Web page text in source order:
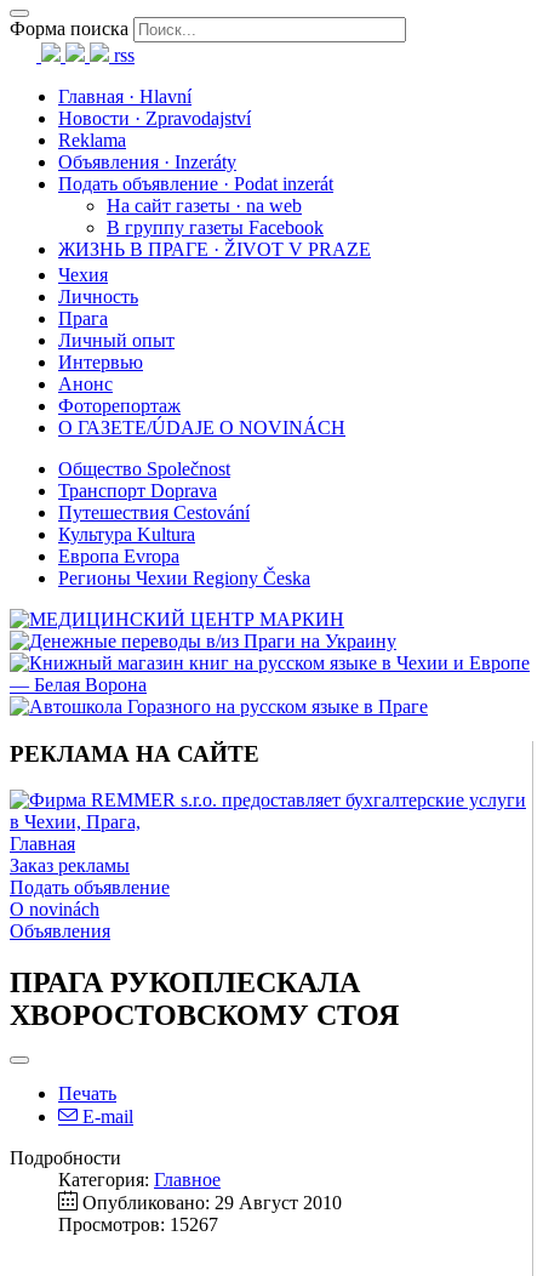
Форма поиска
rss
Главная · Hlavní
Новости · Zpravodajství
Reklama
Объявления · Inzeráty
Подать объявление · Podat inzerát
На сайт газеты · na web
В группу газеты Facebook
ЖИЗНЬ В ПРАГЕ · ŽIVOT V PRAZE
Чехия
Личность
Прага
Личный опыт
Интервью
Анонс
Фоторепортаж
О ГАЗЕТЕ/ÚDAJE O NOVINÁCH
Общество Společnost
Транспорт Doprava
Путешествия Cestování
Культура Kultura
Европа Evropa
Регионы Чехии Regiony Česka
РЕКЛАМА НА САЙТЕ
Главная
Заказ рекламы
Подать объявление
O novinách
Объявления
ПРАГА РУКОПЛЕСКАЛА
ХВОРОСТОВСКОМУ СТОЯ
Печать
E-mail
Подробности
Категория: Главное
Опубликовано: 29 Август 2010
Просмотров: 15267